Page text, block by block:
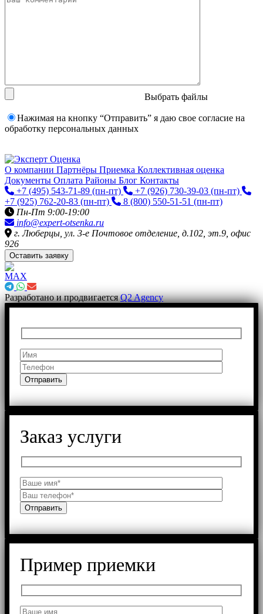
Выбрать файлы
Нажимая на кнопку “Отправить” я даю свое согласие на
обработку персональных данных
О компании Партнёры Приемка Коллективная оценка
Документы Оплата Районы Блог Контакты
+7 (495) 543-71-89 (пн-пт) +7 (926) 730-39-03 (пн-пт)
+7 (925) 762-20-83 (пн-пт) 8 (800) 550-51-51 (пн-пт)
Пн-Пт 9:00-19:00
info@expert-otsenka.ru
г. Люберцы, ул. 3-е Почтовое отделение, д.102, эт.9, офис
926
Оставить заявку
Разработано и продвигаетсяQ2 Agency
Заказ услуги
Пример приемки